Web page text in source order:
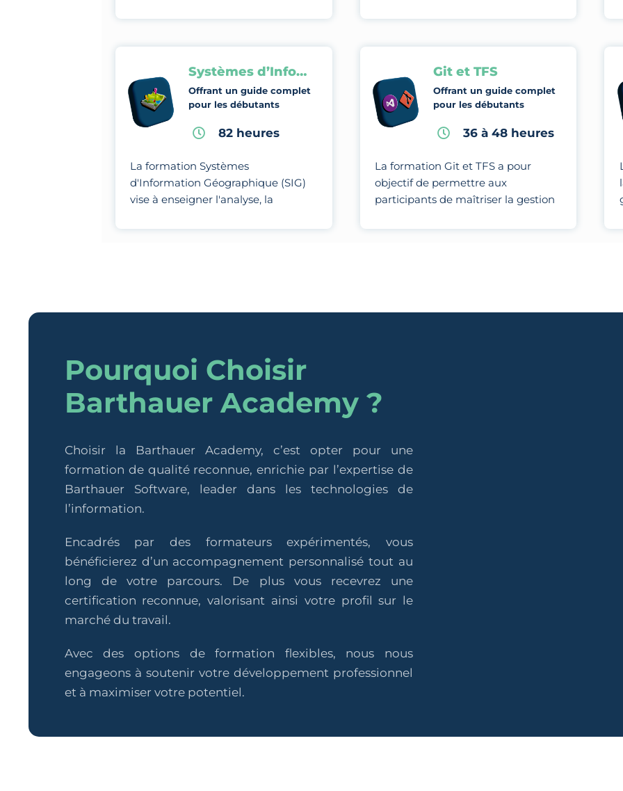
l'interaction entre l'utilisateur et
des techniques et des outils
Systèmes d’Information Géographique
Offrant un guide complet
pour les débutants
82 heures
La formation Systèmes
d'Information Géographique (SIG)
vise à enseigner l'analyse, la
données géospatiales à l'aide
Git et TFS
Offrant un guide complet
pour les débutants
36 à 48 heures
La formation Git et TFS a pour
objectif de permettre aux
participants de maîtriser la gestion
équipe en utilisant Git pour le
Pourquoi Choisir
Barthauer Academy ?
Choisir la Barthauer Academy, c’est opter pour une
formation de qualité reconnue, enrichie par l’expertise de
Barthauer Software, leader dans les technologies de
l’information.
Encadrés par des formateurs expérimentés, vous
bénéficierez d’un accompagnement personnalisé tout au
long de votre parcours. De plus vous recevrez une
certification reconnue, valorisant ainsi votre profil sur le
marché du travail.
Avec des options de formation flexibles, nous nous
engageons à soutenir votre développement professionnel
et à maximiser votre potentiel.